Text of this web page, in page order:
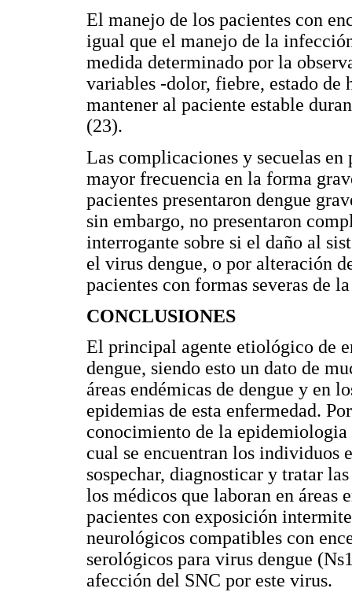
El manejo de los pacientes con
igual que el manejo de la
medida determinado por la
variables -dolor, fiebre, estado de
mantener al paciente estable
(23).
Las complicaciones y secuelas en
mayor frecuencia en la forma
pacientes presentaron dengue
sin embargo, no presentaron
interrogante sobre si el daño al
el virus dengue, o por alteración
pacientes con formas severas de
CONCLUSIONES
El principal agente etiológico de
dengue, siendo esto un dato de
áreas endémicas de dengue y en
epidemias de esta enfermedad.
conocimiento de la
cual se encuentran los individuos
sospechar, diagnosticar y tratar
los médicos que laboran en áreas
pacientes con exposición
neurológicos compatibles con
serológicos para virus dengue
afección del SNC por este virus.